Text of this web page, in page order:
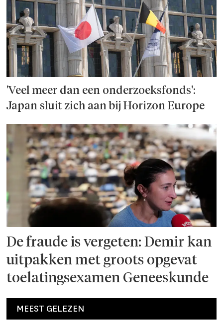
'Veel meer dan een onderzoeks­fonds':
Japan sluit zich aan bij Horizon Europe
De fraude is vergeten: Demir kan
uitpakken met groots opgevat
toelatingsexamen Geneeskunde
MEEST GELEZEN